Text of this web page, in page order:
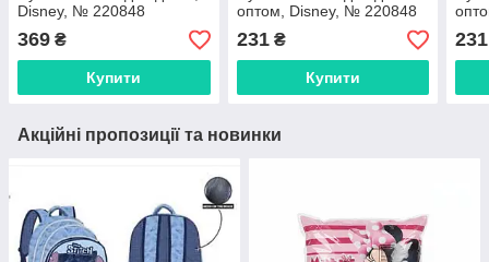
Disney, № 220848
369 ₴
Купити
оптом, Disney, № 220848
231₴
Купити
231
Акційні пропозиції та новинки